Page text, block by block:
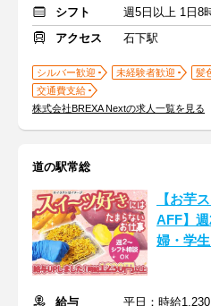
シフト
週5日以上 1日8
アクセス
石下駅
シルバー歓迎 未経験者歓迎 髪
交通費支給
株式会社BREXA Nextの求人一覧を見る
道の駅常総
【お芋
AFF】
婦・学
給与